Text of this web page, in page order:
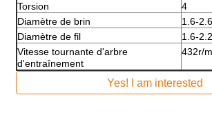
Torsion
4
Diamètre de brin
1.6-
Diamètre de fil
1.6-
Vitesse tournante d'arbre
d'entraînement
432r/
Yes! I am interested